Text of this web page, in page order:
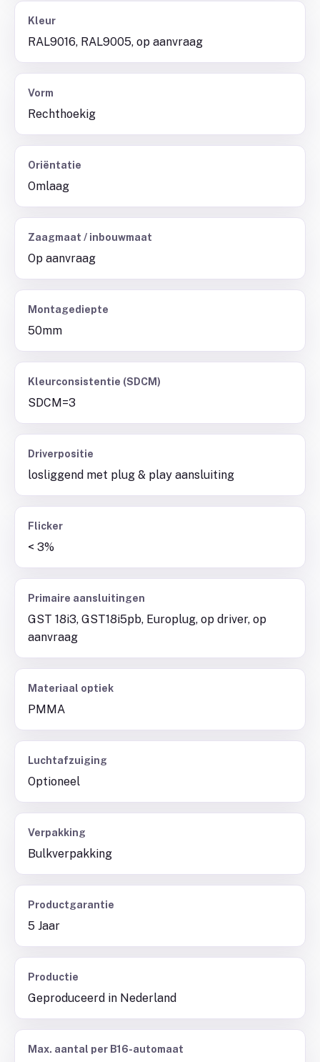
Kleur
RAL9016, RAL9005, op aanvraag
Vorm
Rechthoekig
Oriëntatie
Omlaag
Zaagmaat / inbouwmaat
Op aanvraag
Montagediepte
50mm
Kleurconsistentie (SDCM)
SDCM=3
Driverpositie
losliggend met plug & play aansluiting
Flicker
< 3%
Primaire aansluitingen
GST 18i3, GST18i5pb, Europlug, op driver, op
aanvraag
Materiaal optiek
PMMA
Luchtafzuiging
Optioneel
Verpakking
Bulkverpakking
Productgarantie
5 Jaar
Productie
Geproduceerd in Nederland
Max. aantal per B16-automaat